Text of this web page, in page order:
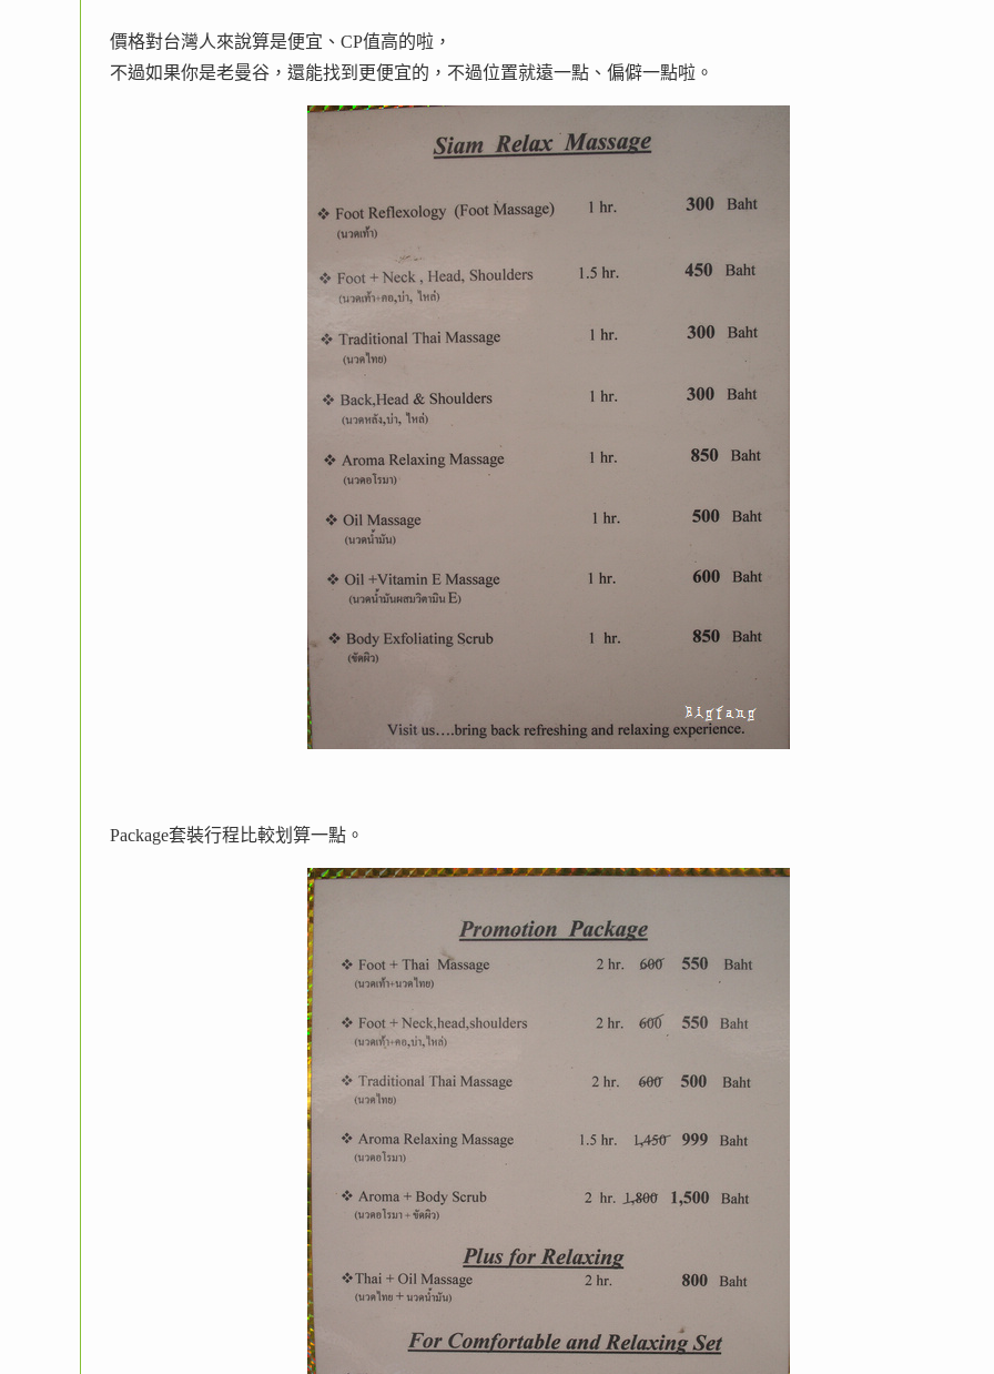
價格對台灣人來說算是便宜、CP值高的啦，
不過如果你是老曼谷，還能找到更便宜的，不過位置就遠一點、偏僻一點啦。
Package套裝行程比較划算一點。